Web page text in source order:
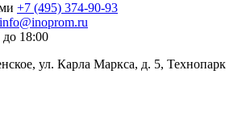
+7 (495) 374-90-93
info@inoprom.ru
18:00
ул. Карла Маркса, д. 5, Технопарк